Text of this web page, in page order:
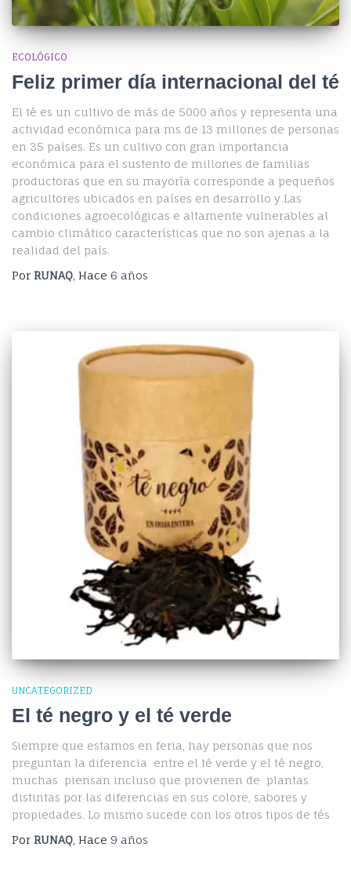
ECOLÓGICO
Feliz primer día internacional del té
El té es un cultivo de más de 5000 años y representa una
actividad económica para ms de 13 millones de personas
en 35 países. Es un cultivo con gran importancia
económica para el sustento de millones de familias
productoras que en su mayoría corresponde a pequeños
agricultores ubicados en países en desarrollo y Las
condiciones agroecológicas e altamente vulnerables al
cambio climático características que no son ajenas a la
realidad del país.
Por RUNAQ , Hace 6 años
UNCATEGORIZED
El té negro y el té verde
Siempre que estamos en feria, hay personas que nos
preguntan la diferencia entre el té verde y el té negro,
muchas piensan incluso que provienen de plantas
distintas por las diferencias en sus colore, sabores y
propiedades. Lo mismo sucede con los otros tipos de tés
Por RUNAQ , Hace 9 años